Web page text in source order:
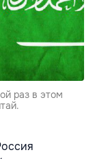
раз в этом